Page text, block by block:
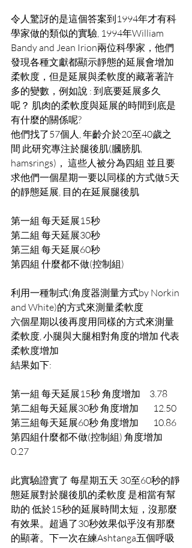
令人驚訝的是這個答案到1994年才有科
學家做的類似的實驗, 1994年William
Bandy and Jean Irion兩位科學家，他們
發現各種文獻都顯示靜態的延展會增加
柔軟度，但是延展與柔軟度的藏著著許
多的變數，例如說 : 到底要延展多久
呢？ 肌肉的柔軟度與延展的時間到底是
有什麼的關係呢?
他們找了57個人, 年齡介於20至40歲之
間 此研究專注於腿後肌(膕膀肌,
hamsrings)， 這些人被分為四組 並且要
求他們一個星期一要以同樣的方式做5天
的靜態延展, 目的在延展腿後肌
第一組 每天延展15秒
第二組 每天延展30秒
第三組 每天延展60秒
第四組 什麼都不做(控制組)
利用一種制式(角度器測量方式by Norkin
and White)的方式來測量柔軟度
六個星期以後再度用同樣的方式來測量
柔軟度, 小腿與大腿相對角度的增加 代表
柔軟度增加
結果如下:
第一組 每天延展15秒 角度增加     3.78
第二組每天延展30秒 角度增加        12.50
第三組每天延展60秒 角度增加        10.86
第四組什麼都不做(控制組) 角度增加
0.27
此實驗證實了 每星期五天 30至60秒的靜
態延展對於腿後肌的柔軟度 是相當有幫
助的 低於15秒的延展時間太短，沒那麼
有效果。超過了30秒效果似乎沒有那麼
的顯著。下一次在練Ashtanga五個呼吸